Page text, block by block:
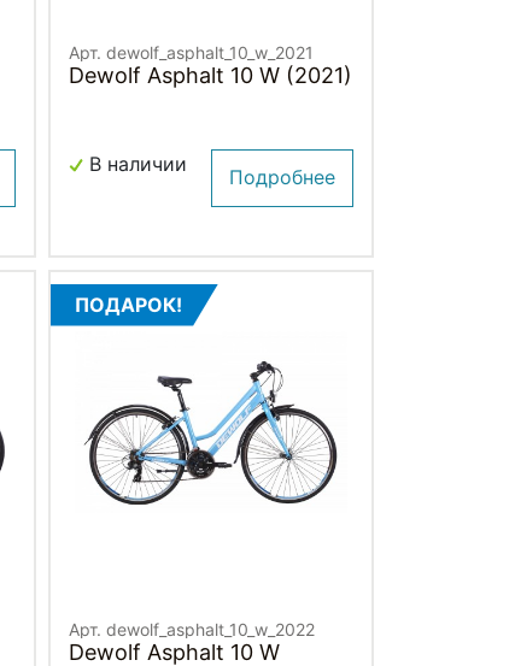
Арт. dewolf_asphalt_10_w_2021
Dewolf Asphalt 10 W (2021)
В наличии
Подробнее
ПОДАРОК!
Арт. dewolf_asphalt_10_w_2022
Dewolf Asphalt 10 W